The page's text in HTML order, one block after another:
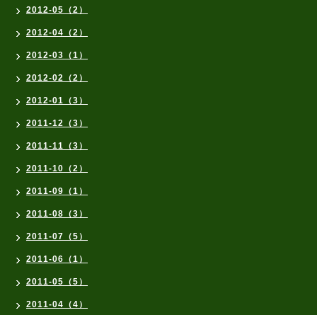
2012-05（2）
2012-04（2）
2012-03（1）
2012-02（2）
2012-01（3）
2011-12（3）
2011-11（3）
2011-10（2）
2011-09（1）
2011-08（3）
2011-07（5）
2011-06（1）
2011-05（5）
2011-04（4）